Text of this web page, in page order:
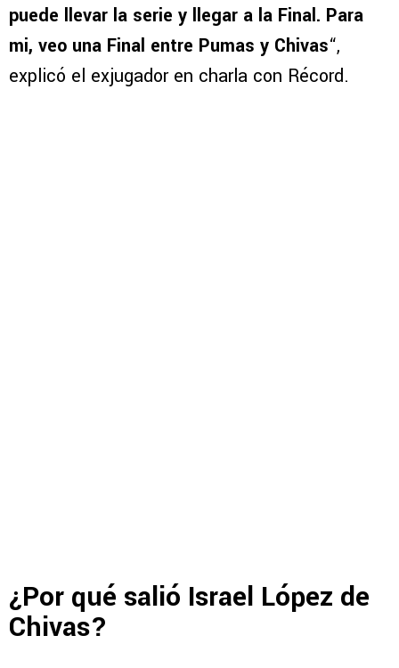
puede llevar la serie y llegar a la Final. Para
mi, veo una Final entre Pumas y Chivas“,
explicó el exjugador en charla con Récord.
¿Por qué salió Israel López de
Chivas?